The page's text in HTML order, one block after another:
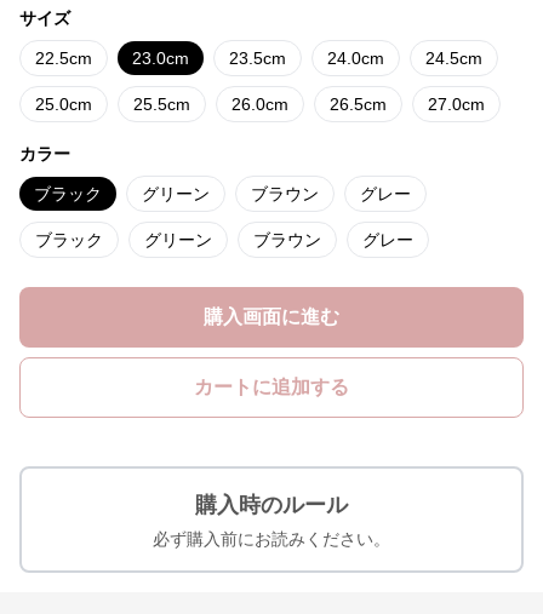
サイズ
22.5cm 23.0cm 23.5cm 24.0cm 24.5cm
25.0cm 25.5cm 26.0cm 26.5cm 27.0cm
カラー
ブラック グリーン ブラウン グレー
ブラック グリーン ブラウン グレー
購入画面に進む
カートに追加する
購入時のルール
必ず購入前にお読みください。